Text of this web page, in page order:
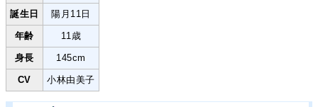
誕生日 陽月11日
年齢 11歳
身長 145cm
CV 小林由美子